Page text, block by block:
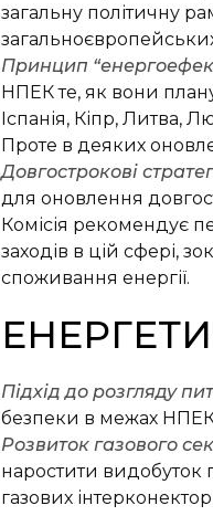
загальну політичну
Принцип
НПЕК те, як вони
Іспанія, Кіпр, Литва,
Проте в деяких
Довгострокові
для оновлення
Комісія рекомендує
заходів в цій сфері,
споживання енергії.
Підхід до розгляду
безпеки в межах
Розвиток газового
наростити видобуток
газових